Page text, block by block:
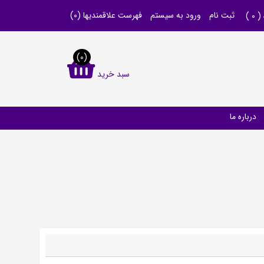
(
0
) ثبت نام ورود به سیستم فهرست علاقمندیها (0)
سبد خرید
(0)
درباره ما